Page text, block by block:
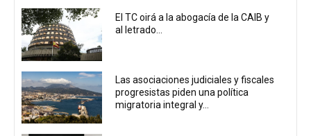
El TC oirá a la abogacía de la CAIB y
al letrado...
Las asociaciones judiciales y fiscales
progresistas piden una política
migratoria integral y...